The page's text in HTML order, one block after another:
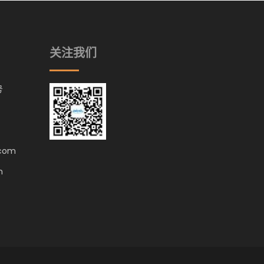
关注我们